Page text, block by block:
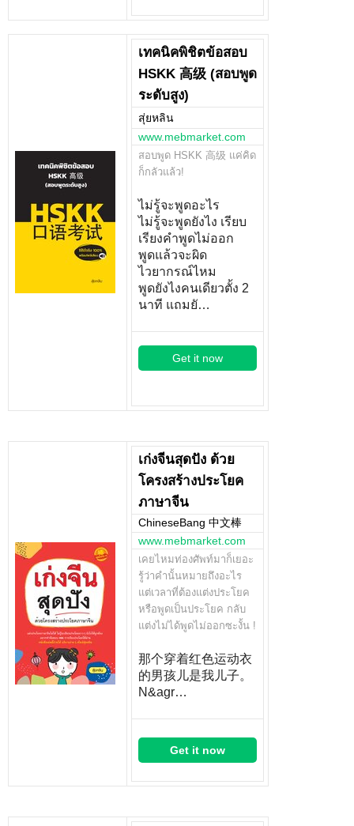
เทคนิคพิชิตข้อสอบ
HSKK 高级 (สอบพูด
ระดับสูง)
สุ่ยหลิน
www.mebmarket.com
สอบพูด HSKK 高级 แค่คิด
ก็กลัวแล้ว!
ไม่รู้จะพูดอะไร
ไม่รู้จะพูดยังไง เรียบ
เรียงคำพูดไม่ออก
พูดแล้วจะผิด
ไวยากรณ์ไหม
พูดยังไงคนเดียวตั้ง 2
นาที แถมยั…
Get it now
เก่งจีนสุดปัง ด้วย
โครงสร้างประโยค
ภาษาจีน
ChineseBang 中文棒
www.mebmarket.com
เคยไหมท่องศัพท์มาก็เยอะ
รู้ว่าคำนั้นหมายถึงอะไร
แต่เวลาที่ต้องแต่งประโยค
หรือพูดเป็นประโยค กลับ
แต่งไม่ได้พูดไม่ออกซะงั้น !
那个穿着红色运动衣
的男孩儿是我儿子。
N&agr…
Get it now